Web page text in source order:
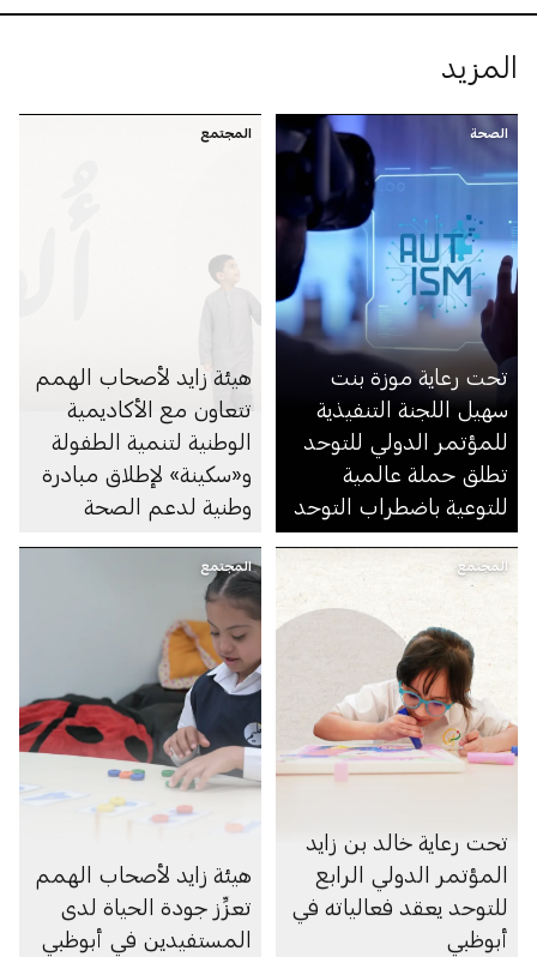
المزيد
الصحة
تحت رعاية موزة بنت
سهيل اللجنة التنفيذية
للمؤتمر الدولي للتوحد
تطلق حملة عالمية
للتوعية باضطراب التوحد
المجتمع
هيئة زايد لأصحاب الهمم
تتعاون مع الأكاديمية
الوطنية لتنمية الطفولة
و«سكينة» لإطلاق مبادرة
وطنية لدعم الصحة
المجتمع
تحت رعاية خالد بن زايد
المؤتمر الدولي الرابع
للتوحد يعقد فعالياته في
أبوظبي
المجتمع
هيئة زايد لأصحاب الهمم
تعزِّز جودة الحياة لدى
المستفيدين في أبوظبي